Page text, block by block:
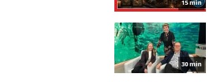
15 min
30 min